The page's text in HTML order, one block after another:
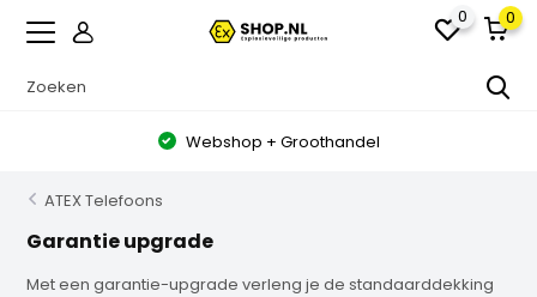
0 0
Webshop + Groothandel
ATEX Telefoons
Garantie upgrade
Met een garantie-upgrade verleng je de standaarddekking